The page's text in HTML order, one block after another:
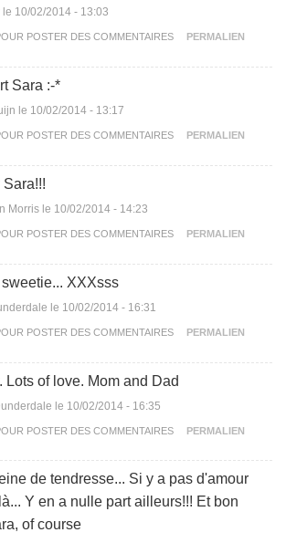
le 10/02/2014 - 13:03
POSTER DES COMMENTAIRES PERMALIEN
Sara :-*
le 10/02/2014 - 13:17
POSTER DES COMMENTAIRES PERMALIEN
Morris le 10/02/2014 - 14:23
POSTER DES COMMENTAIRES PERMALIEN
XXXsss
le 10/02/2014 - 16:31
POSTER DES COMMENTAIRES PERMALIEN
Lots of love. Mom and Dad
le 10/02/2014 - 16:35
POSTER DES COMMENTAIRES PERMALIEN
de tendresse... Si y a pas d'amour
Y en a nulle part ailleurs!!! Et bon
of course